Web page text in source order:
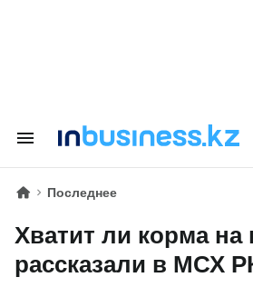
Последнее
Хватит ли корма на
рассказали в МСХ